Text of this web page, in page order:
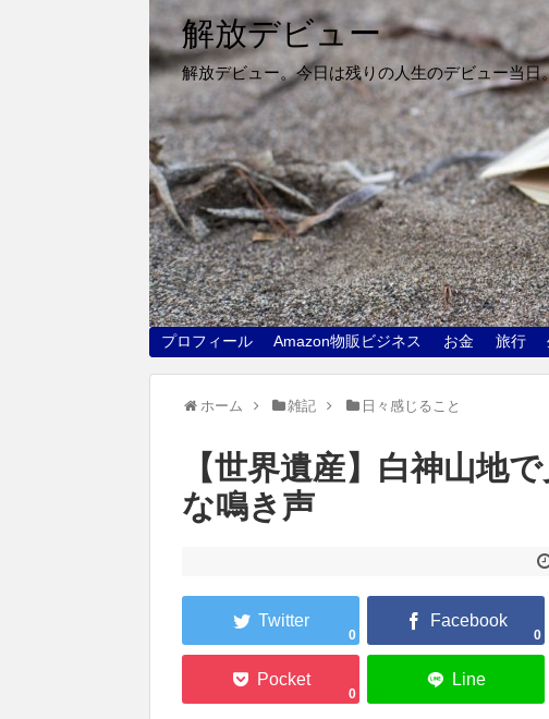
解放デビュー
解放デビュー。今日は残りの人生のデビュー当
プロフィール Amazon物販ビジネス お金 旅行
ホーム 雑記 日々感じること
【世界遺産】白神山地
な鳴き声
0 0
0